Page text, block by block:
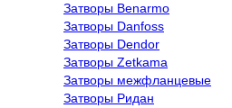
Затворы Benarmo
Затворы Danfoss
Затворы Dendor
Затворы Zetkama
Затворы межфланцевые
Затворы Ридан